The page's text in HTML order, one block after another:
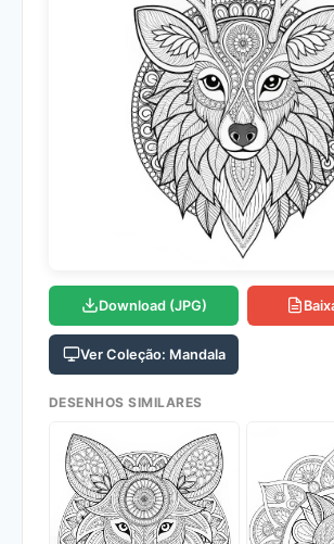
Download (JPG)
Ver Coleção: Mandala
DESENHOS SIMILARES